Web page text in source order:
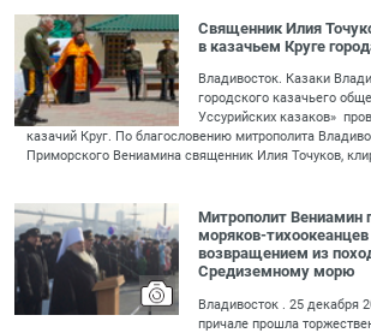
Священник Илия
в казачьем Круге
Владивосток. Казаки
городского казачьего
Уссурийских казаков»
казачий Круг. По благословению митрополита
Приморского Вениамина священник Илия Точуков,
Митрополит Вениамин
моряков-
возвращением из
Средиземному морю
Владивосток . 25 декабря
причале прошла